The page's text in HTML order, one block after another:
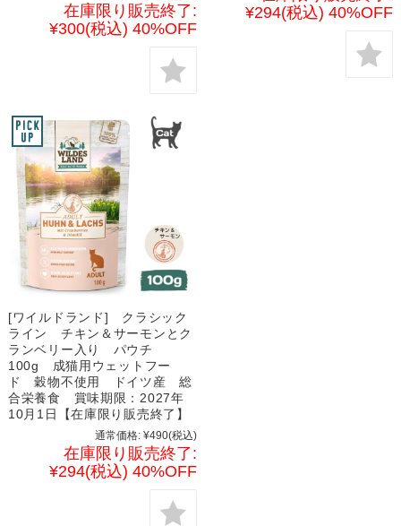
在庫限り販売終了:
¥300(税込) 40%OFF
¥294(税込) 40%OFF
[ワイルドランド] クラシック
ライン チキン＆サーモンとク
ランベリー入り パウチ
100g 成猫用ウェットフー
ド 穀物不使用 ドイツ産 総
合栄養食 賞味期限：2027年
10月1日【在庫限り販売終了】
通常価格: ¥490(税込)
在庫限り販売終了:
¥294(税込) 40%OFF